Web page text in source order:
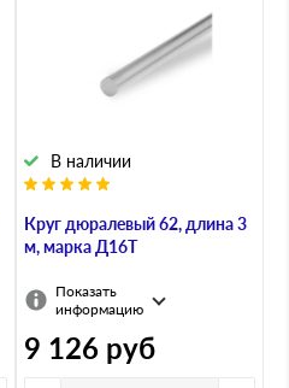
Круг дюралевый 62, длина 3
м, марка Д16Т
В наличии
Показать
информацию
9 126 руб